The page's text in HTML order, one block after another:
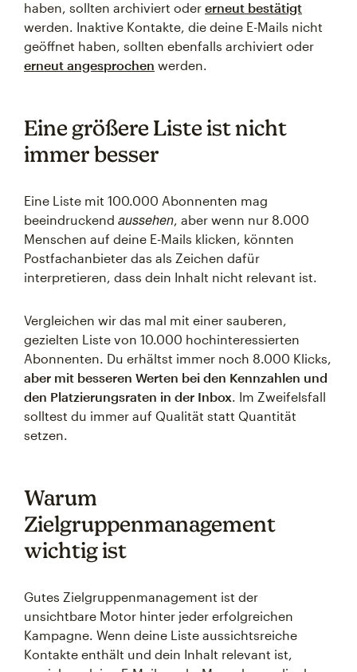
haben, sollten archiviert oder erneut bestätigt
werden. Inaktive Kontakte, die deine E-Mails nicht
geöffnet haben, sollten ebenfalls archiviert oder
erneut angesprochen werden.
Eine größere Liste ist nicht
immer besser
Eine Liste mit 100.000 Abonnenten mag
beeindruckend aussehen, aber wenn nur 8.000
Menschen auf deine E-Mails klicken, könnten
Postfachanbieter das als Zeichen dafür
interpretieren, dass dein Inhalt nicht relevant ist.
Vergleichen wir das mal mit einer sauberen,
gezielten Liste von 10.000 hochinteressierten
Abonnenten. Du erhältst immer noch 8.000 Klicks,
aber mit besseren Werten bei den Kennzahlen und
den Platzierungsraten in der Inbox. Im Zweifelsfall
solltest du immer auf Qualität statt Quantität
setzen.
Warum
Zielgruppenmanagement
wichtig ist
Gutes Zielgruppenmanagement ist der
unsichtbare Motor hinter jeder erfolgreichen
Kampagne. Wenn deine Liste aussichtsreiche
Kontakte enthält und dein Inhalt relevant ist,